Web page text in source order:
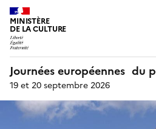
MINISTÈRE
DE LA CULTURE
Journées européennes du
19 et 20 septembre 2026